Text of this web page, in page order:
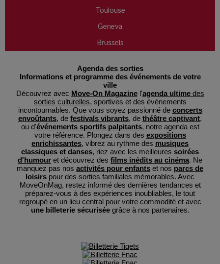
Toulouse
Geneva
Brussels
Agenda des sorties
Informations et programme des événements de votre
ville
Découvrez avec Move-On Magazinel'agenda ultimedes
sorties culturelles, sportives et des événements
incontournables. Que vous soyez passionné de concerts
envoûtants, de festivals vibrants, de théâtre captivant,
ou d'événements sportifs palpitants, notre agenda est
votre référence. Plongez dans des expositions
enrichissantes, vibrez au rythme des musiques
classiques et danses, riez avec les meilleures soirées
d'humour et découvrez des films inédits au cinéma. Ne
manquez pas nos activités pour enfants et nos parcs de
loisirs pour des sorties familiales mémorables. Avec
MoveOnMag, restez informé des dernières tendances et
préparez-vous à des expériences inoubliables, le tout
regroupé en un lieu central pour votre commodité et avec
une billeterie sécuriséegrâce à nos partenaires.